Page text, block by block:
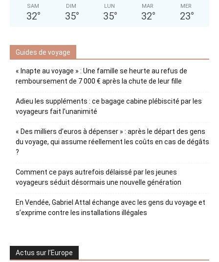
SAM
32°
DIM
35°
LUN
35°
MAR
32°
MER
23°
Guides de voyage
« Inapte au voyage » : Une famille se heurte au refus de
remboursement de 7 000 € après la chute de leur fille
Adieu les suppléments : ce bagage cabine plébiscité par les
voyageurs fait l’unanimité
« Des milliers d’euros à dépenser » : après le départ des gens
du voyage, qui assume réellement les coûts en cas de dégâts
?
Comment ce pays autrefois délaissé par les jeunes
voyageurs séduit désormais une nouvelle génération
En Vendée, Gabriel Attal échange avec les gens du voyage et
s’exprime contre les installations illégales
Actus sur l’Europe